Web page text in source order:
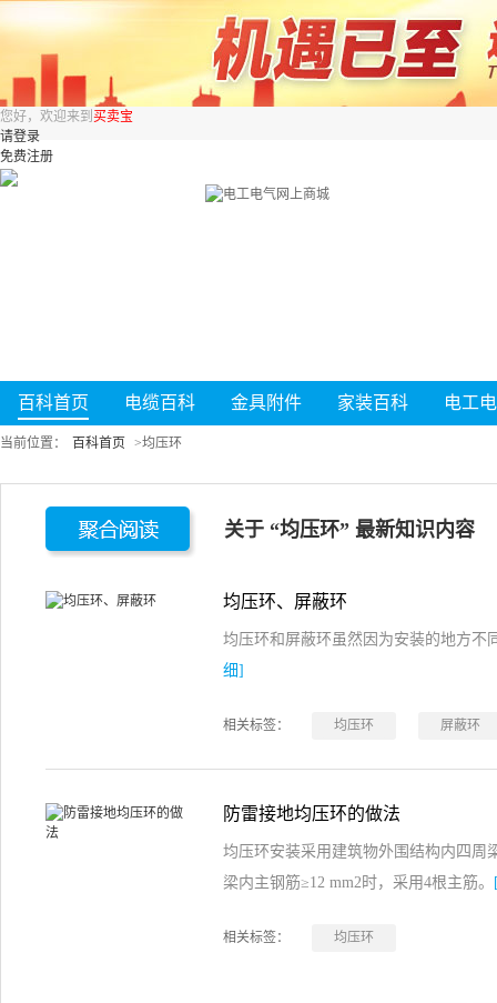
您好，欢迎来到 买卖宝
请登录
免费注册
百科首页 电缆百科 金具附件 家装百科 电工
当前位置： 百科首页 >均压环
关于 “均压环” 最新知识内容
均压环、屏蔽环
均压环和屏蔽环虽然因为安装的地方不
细]
相关标签： 均压环 屏蔽环
防雷接地均压环的做法
均压环安装采用建筑物外围结构内四周
梁内主钢筋≥12 mm2时，采用4根主筋。
相关标签： 均压环